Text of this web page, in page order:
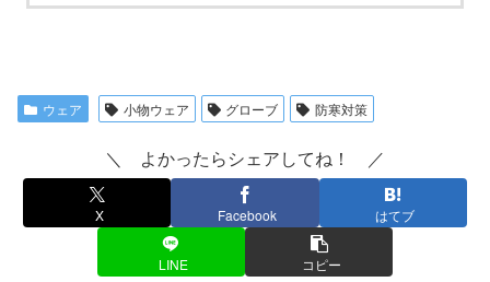
ウェア 小物ウェア グローブ 防寒対策
＼ よかったらシェアしてね！ ／
X Facebook はてブ
LINE コピー